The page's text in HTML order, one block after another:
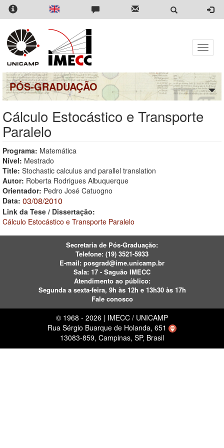
Pular
para
conteúdo
principal
Toggle
PÓS-GRADUAÇÃO
Cálculo Estocástico e Transporte
Paralelo
Programa: Matemática
Nível: Mestrado
Title: Stochastic calculus and parallel translation
Autor: Roberta Rodrigues Albuquerque
Orientador: Pedro José Catuogno
Data: 03/08/2010
Link da Tese / Dissertação:
Cálculo Estocástico e Transporte Paralelo
Secretaria de Pós-Graduação:
Telefone: (19) 3521-5933
E-mail: posgrad@ime.unicamp.br
Sala: 17 - Saguão IMECC
Atendimento ao público:
Segunda a sexta-feira, 9h às 12h e 13h30 às 17h
Fale conosco
© 1968 - 2026 | IMECC / UNICAMP
Rua Sérgio Buarque de Holanda, 651
13083-859, Campinas, SP, Brasil